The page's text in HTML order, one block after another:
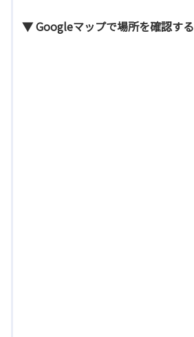
▼ Googleマップで場所を確認する